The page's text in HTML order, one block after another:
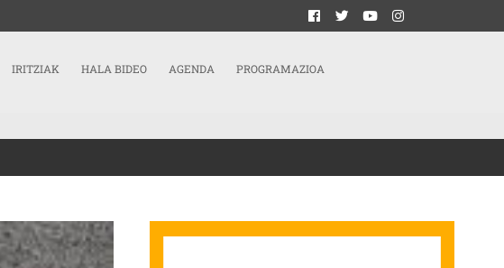
IRITZIAK HALA BIDEO AGENDA PROGRAMAZIOA